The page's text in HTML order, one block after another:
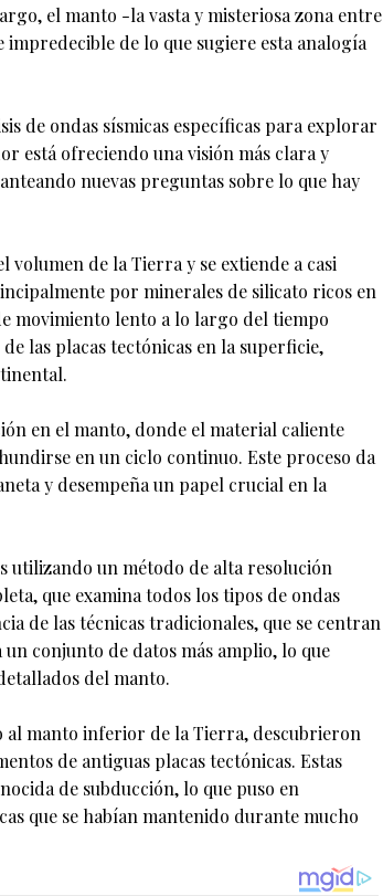
el manto -la vasta y misteriosa zona entre
de lo que sugiere esta analogía
de ondas sísmicas específicas para explorar
está ofreciendo una visión más clara y
nuevas preguntas sobre lo que hay
de la Tierra y se extiende a casi
por minerales de silicato ricos en
movimiento lento a lo largo del tiempo
las placas tectónicas en la superficie,
en el manto, donde el material caliente
en un ciclo continuo. Este proceso da
y desempeña un papel crucial en la
utilizando un método de alta resolución
que examina todos los tipos de ondas
de las técnicas tradicionales, que se centran
conjunto de datos más amplio, lo que
del manto.
al manto inferior de la Tierra, descubrieron
de antiguas placas tectónicas. Estas
de subducción, lo que puso en
que se habían mantenido durante mucho